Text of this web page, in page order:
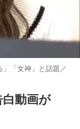
「女神」と話題／
動画が